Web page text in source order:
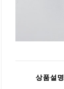
상품설명